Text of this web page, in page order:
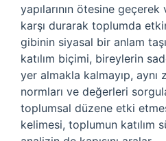
yapılarının ötesine
karşı durarak toplumda
gibinin siyasal bir anlam
katılım biçimi, bireylerin
yer almakla kalmayıp, aynı
normları ve değerleri
toplumsal düzene etki
kelimesi, toplumun katılım